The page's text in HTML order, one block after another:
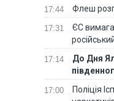
17:44 Флеш
17:31
ЄС
17:14
До Дня
17:00
Поліція